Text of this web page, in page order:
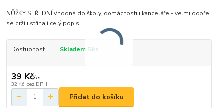
NŮŽKY STŘEDNÍ Vhodné do školy, domácnosti i kanceláře - velmi dobře
se drží i stříhajícelý popis
Dostupnost Skladem 5 ks
39 Kč/ks
32 Kč bez DPH
Přidat do košíku